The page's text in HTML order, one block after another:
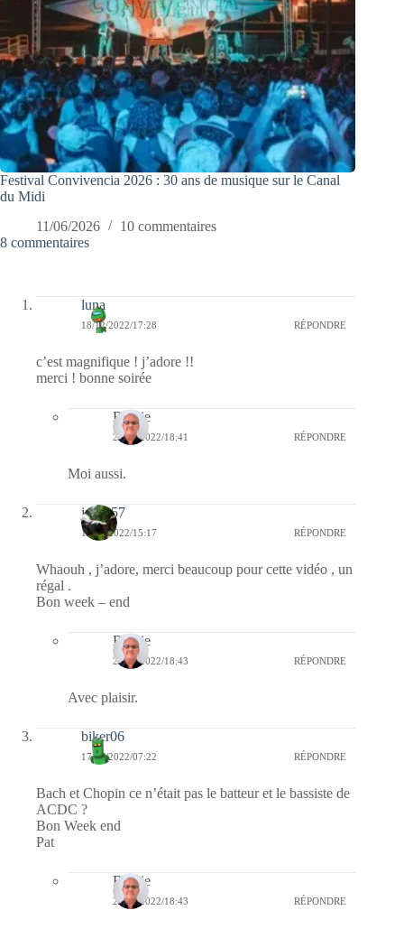
Festival Convivencia 2026 : 30 ans de musique sur le Canal
du Midi
11/06/2026
10 commentaires
8 commentaires
luna
18/12/2022/17:28 RÉPONDRE
c’est magnifique ! j’adore !!
merci ! bonne soirée
Bernie
28/12/2022/18:41 RÉPONDRE
Moi aussi.
jazzy57
17/12/2022/15:17 RÉPONDRE
Whaouh , j’adore, merci beaucoup pour cette vidéo , un
régal .
Bon week – end
Bernie
28/12/2022/18:43 RÉPONDRE
Avec plaisir.
biker06
17/12/2022/07:22 RÉPONDRE
Bach et Chopin ce n’était pas le batteur et le bassiste de
ACDC ?
Bon Week end
Pat
Bernie
28/12/2022/18:43 RÉPONDRE